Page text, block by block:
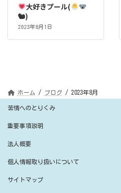
大好きプール(
🐿)
2023年8月1日
ホーム ブログ 2023年8月
苦情へのとりくみ
重要事項説明
法人概要
個人情報取り扱いについて
サイトマップ